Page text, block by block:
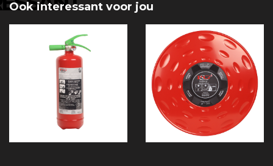
Ook interessant voor jou